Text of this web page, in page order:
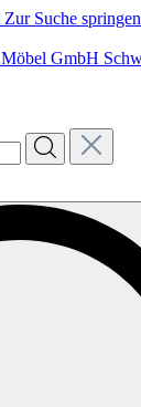
Zur Suche springen